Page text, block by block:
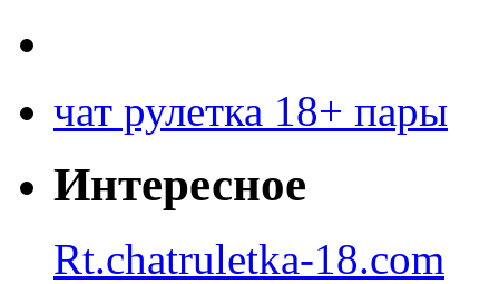
чат рулетка 18+ пары
Интересное
Rt.chatruletka-18.com